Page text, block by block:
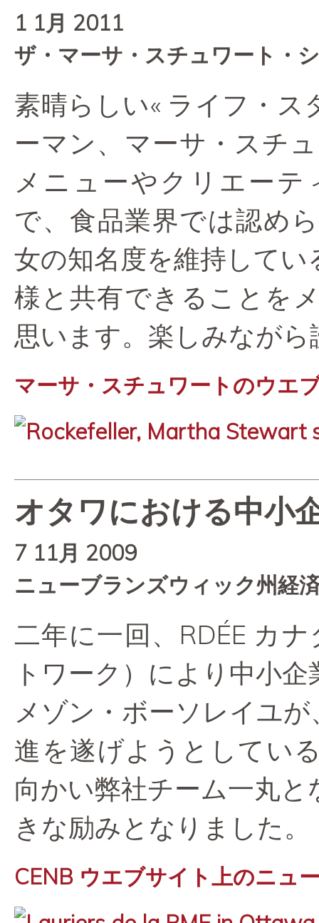
1 1月 2011
ザ・マーサ・スチュワート・
素晴らしい« ライフ・ス
ーマン、マーサ・スチ
メニューやクリエー
で、食品業界では認め
女の知名度を維持して
様と共有できることを
思います。楽しみなが
マーサ・スチュワートのウエ
オタワにおける中小
7 11月 2009
ニューブランズウィック州経
二年に一回、RDÉE カ
トワーク）により中小
メゾン・ボーソレイユ
進を遂げようとしてい
向かい弊社チーム一丸
きな励みとなりました。
CENB ウエブサイト上のニュ